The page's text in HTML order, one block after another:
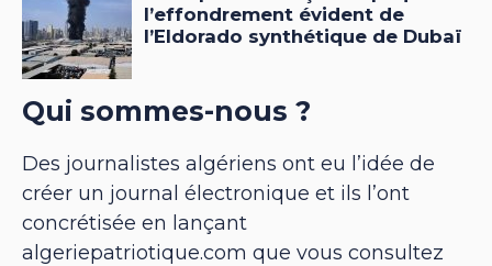
Qui sommes-nous ?
Des journalistes algériens ont eu l’idée de
créer un journal électronique et ils l’ont
concrétisée en lançant
algeriepatriotique.com que vous consultez